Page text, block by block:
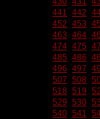
441 442
452 453
463 464
474 475
485 486
496 497
507 508
518 519
529 530
540 541